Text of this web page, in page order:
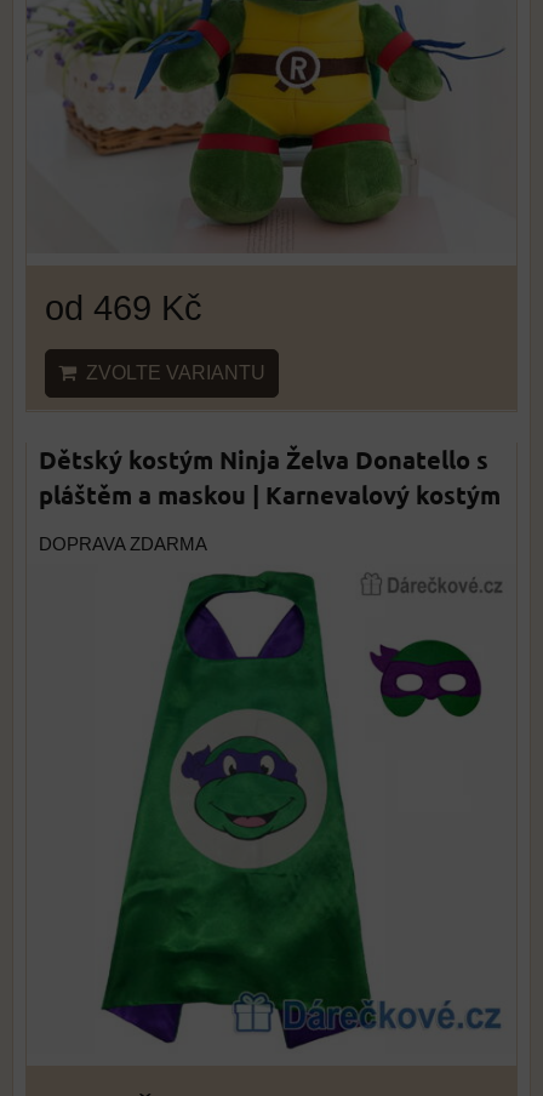
od 469 Kč
ZVOLTE VARIANTU
Dětský kostým Ninja Želva Donatello s
pláštěm a maskou | Karnevalový kostým
DOPRAVA ZDARMA